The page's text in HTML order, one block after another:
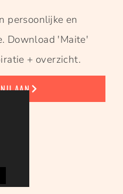
persoonlijke en
Download 'Maite'
+ overzicht.
AAN